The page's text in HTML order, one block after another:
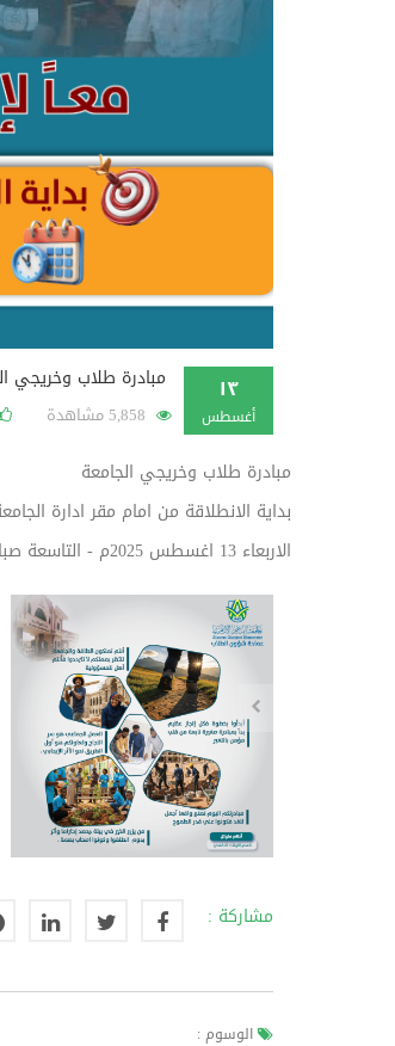
١٣
أغسطس
مبادرة طلاب وخريجي
مبادرة طلاب وخريجي الجامعة
بداية الانطلاقة من امام مقر ادارة
الاربعاء 13 اغسطس 2025م - التاسعة صباحاً
مشاركة :
الوسوم :